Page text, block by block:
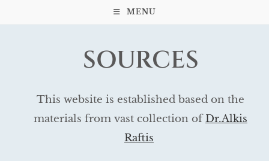
MENU
SOURCES
This website is established based on the
materials from vast collection of Dr.Alkis
Raftis